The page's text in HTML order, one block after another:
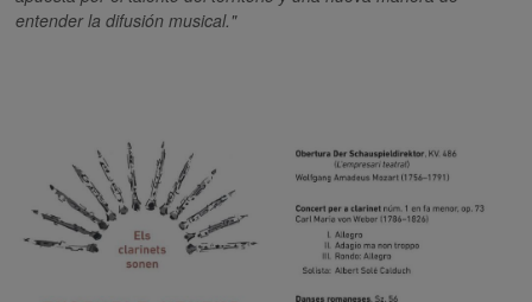
entender la difusión musical."